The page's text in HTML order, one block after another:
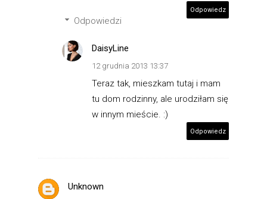
Odpowiedz
Odpowiedzi
DaisyLine
12 grudnia 2013 13:37
Teraz tak, mieszkam tutaj i mam
tu dom rodzinny, ale urodziłam się
w innym mieście. :)
Odpowiedz
Unknown